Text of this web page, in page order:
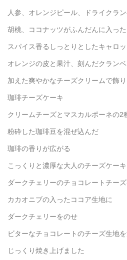
人参、オレンジピール、ドライクラン
胡桃、ココナッツがふんだんに入った
スパイス香るしっとりとしたキャロ
オレンジの皮と果汁、刻んだクラン
加えた爽やかなチーズクリームで飾
珈琲チーズケーキ
クリームチーズとマスカルポーネの2
粉砕した珈琲豆を混ぜ込んだ
珈琲の香りが広がる
こっくりと濃厚な大人のチーズケーキ
ダークチェリーのチョコレートチー
カカオニブの入ったココア生地に
ダークチェリーをのせ
ビターなチョコレートのチーズ生地
じっくり焼き上げました